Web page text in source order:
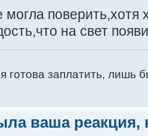
поверить,хотя
на свет
заплатить, лишь
ваша реакция,